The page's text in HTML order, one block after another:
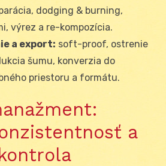
dodging & burning,
výrez a re-kompozícia.
a export: soft-proof, ostrenie
šumu, konverzia do
priestoru a formátu.
a